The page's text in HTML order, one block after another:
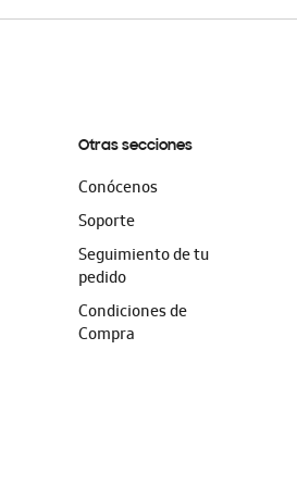
Otras secciones
Conócenos
Soporte
Seguimiento de tu
pedido
Condiciones de
Compra